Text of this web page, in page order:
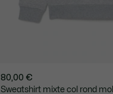
80,00 €
Sweatshirt mixte col rond